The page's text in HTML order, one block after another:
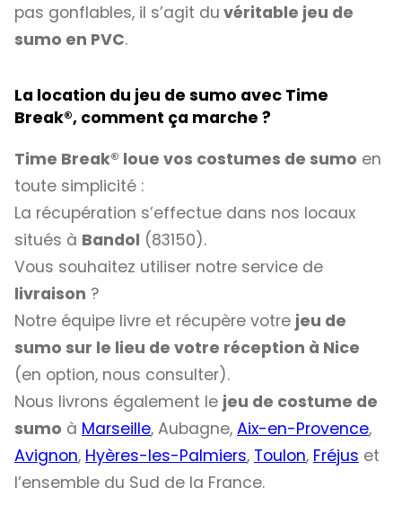
pas gonflables, il s’agit du véritable jeu de
sumo en PVC.
La location du jeu de sumo avec Time
Break®, comment ça marche ?
Time Break® loue vos costumes de sumo en
toute simplicité :
La récupération s’effectue dans nos locaux
situés à Bandol (83150).
Vous souhaitez utiliser notre service de
livraison ?
Notre équipe livre et récupère votre jeu de
sumo sur le lieu de votre réception à Nice
(en option, nous consulter).
Nous livrons également le jeu de costume de
sumo à Marseille, Aubagne, Aix-en-Provence,
Avignon, Hyères-les-Palmiers, Toulon, Fréjus et
l’ensemble du Sud de la France.